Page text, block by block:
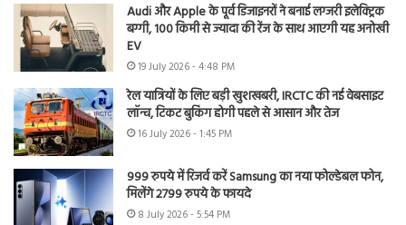
Audi और Apple के पूर्व डिजाइनरों ने बनाई लग्जरी इलेक्ट्रिक
बग्गी, 100 किमी से ज्यादा की रेंज के साथ आएगी यह अनोखी
EV
19 July 2026 - 4:48 PM
रेल यात्रियों के लिए बड़ी खुशखबरी, IRCTC की नई वेबसाइट
लॉन्च, टिकट बुकिंग होगी पहले से आसान और तेज
16 July 2026 - 1:45 PM
999 रुपये में रिजर्व करें Samsung का नया फोल्डेबल फोन,
मिलेंगे 2799 रुपये के फायदे
8 July 2026 - 5:54 PM